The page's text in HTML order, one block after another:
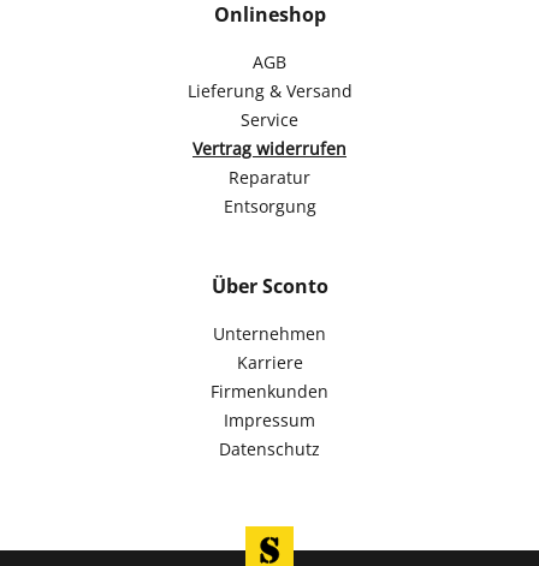
Onlineshop
AGB
Lieferung & Versand
Service
Vertrag widerrufen
Reparatur
Entsorgung
Über Sconto
Unternehmen
Karriere
Firmenkunden
Impressum
Datenschutz